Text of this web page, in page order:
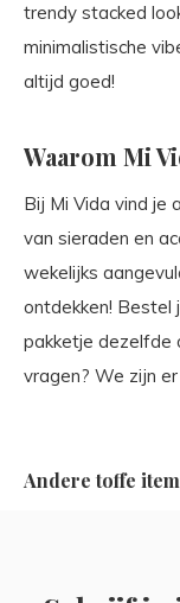
trendy stacked
minimalistische
altijd goed!
Waarom Mi
Bij Mi Vida vind je
van sieraden en
wekelijks
ontdekken! Bestel
pakketje dezelfde
vragen? We zijn
Andere toffe